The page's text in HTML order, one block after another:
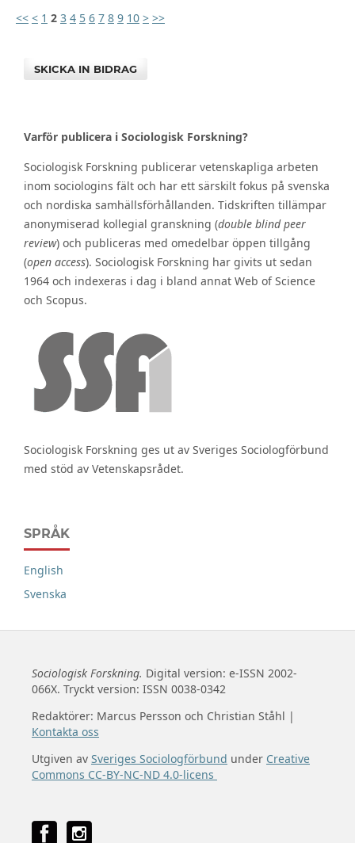
<< < 1 2 3 4 5 6 7 8 9 10 > >>
SKICKA IN BIDRAG
Varför publicera i Sociologisk Forskning?
Sociologisk Forskning publicerar vetenskapliga arbeten
inom sociologins fält och har ett särskilt fokus på svenska
och nordiska samhällsförhållanden. Tidskriften tillämpar
anonymiserad kollegial granskning (double blind peer
review) och publiceras med omedelbar öppen tillgång
(open access). Sociologisk Forskning har givits ut sedan
1964 och indexeras i dag i bland annat Web of Science
och Scopus.
Sociologisk Forskning ges ut av Sveriges Sociologförbund
med stöd av Vetenskapsrådet.
SPRÅK
English
Svenska
Sociologisk Forskning. Digital version: e-ISSN 2002-
066X. Tryckt version: ISSN 0038-0342
Redaktörer: Marcus Persson och Christian Ståhl |
Kontakta oss
Utgiven av Sveriges Sociologförbund under Creative
Commons CC-BY-NC-ND 4.0-licens